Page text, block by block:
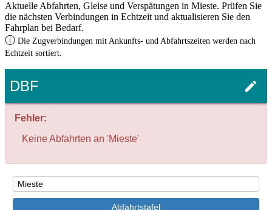
Aktuelle Abfahrten, Gleise und Verspätungen in Mieste. Prüfen Sie
die nächsten Verbindungen in Echtzeit und aktualisieren Sie den
Fahrplan bei Bedarf.
ⓘ Die Zugverbindungen mit Ankunfts- und Abfahrtszeiten werden nach
Echtzeit sortiert.